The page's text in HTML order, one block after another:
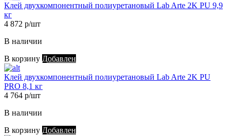
Клей двухкомпонентный полиуретановый Lab Arte 2K PU 9,9
кг
4 872 р/шт
В наличии
В корзину Добавлен
Клей двухкомпонентный полиуретановый Lab Arte 2K PU
PRO 8,1 кг
4 764 р/шт
В наличии
В корзину Добавлен